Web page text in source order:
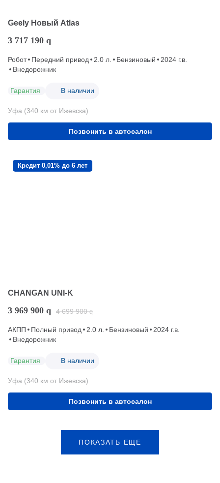
Geely Новый Atlas
3 717 190 q
Робот Передний привод 2.0 л. Бензиновый
2024 г.в.
Внедорожник
Гарантия В наличии
Уфа (340 км от Ижевска)
Позвонить в автосалон
Кредит 0,01% до 6 лет
CHANGAN UNI-K
3 969 900 q 4 699 900 q
АКПП Полный привод 2.0 л. Бензиновый
2024 г.в.
Внедорожник
Гарантия В наличии
Уфа (340 км от Ижевска)
Позвонить в автосалон
ПОКАЗАТЬ ЕЩЕ